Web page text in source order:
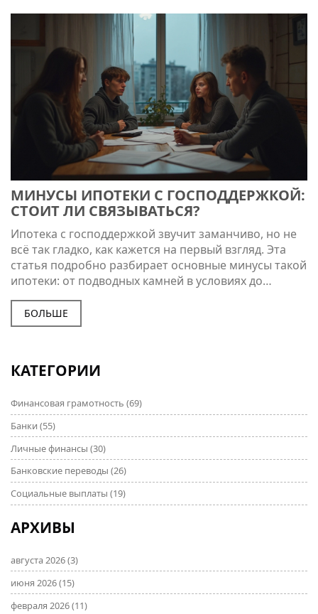
МИНУСЫ ИПОТЕКИ С ГОСПОДДЕРЖКОЙ:
СТОИТ ЛИ СВЯЗЫВАТЬСЯ?
Ипотека с господдержкой звучит заманчиво, но не
всё так гладко, как кажется на первый взгляд. Эта
статья подробно разбирает основные минусы такой
ипотеки: от подводных камней в условиях до
реальных финансовых рисков. Узнай, как на самом
деле работают эти программы и с чем сталкиваются
обычные семьи. Делимся фактами, советами и
неприятных неожиданностей.
БОЛЬШЕ
КАТЕГОРИИ
Финансовая грамотность (69)
Банки (55)
Личные финансы (30)
Банковские переводы (26)
Социальные выплаты (19)
АРХИВЫ
августа 2026(3)
июня 2026(15)
февраля 2026(11)